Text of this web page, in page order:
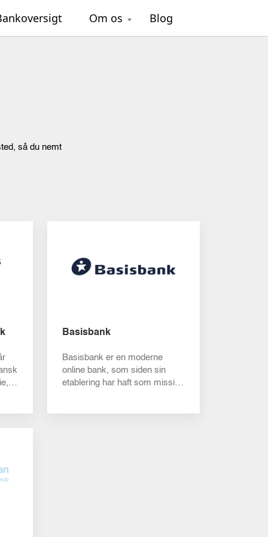
Om os Blog
så du nemt
Basisbank
Basisbank er en moderne
online bank, som siden sin
etablering har haft som mission